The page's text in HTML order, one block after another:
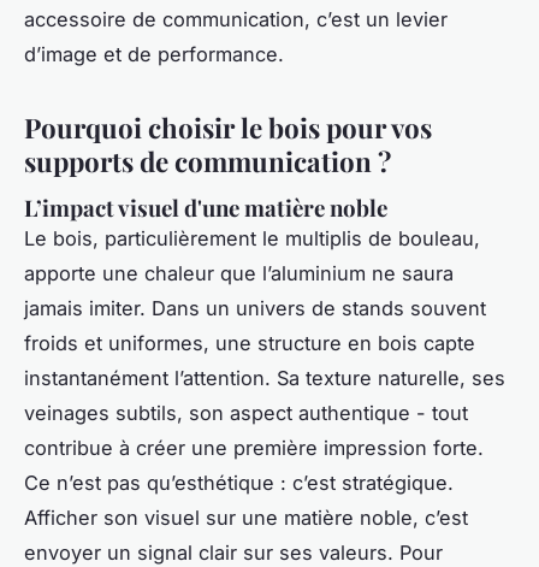
accessoire de communication, c’est un levier
d’image et de performance.
Pourquoi choisir le bois pour vos
supports de communication ?
L’impact visuel d'une matière noble
Le bois, particulièrement le multiplis de bouleau,
apporte une chaleur que l’aluminium ne saura
jamais imiter. Dans un univers de stands souvent
froids et uniformes, une structure en bois capte
instantanément l’attention. Sa texture naturelle, ses
veinages subtils, son aspect authentique - tout
contribue à créer une première impression forte.
Ce n’est pas qu’esthétique : c’est stratégique.
Afficher son visuel sur une matière noble, c’est
envoyer un signal clair sur ses valeurs. Pour